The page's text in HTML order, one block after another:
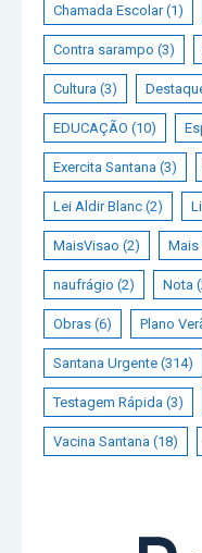
Chamada Escolar(1)
Contra sarampo (3)
Cultura (3)
EDUCAÇÃO (10)
Exercita Santana (3)
Lei Aldir Blanc (2)
MaisVisao (2) Mais
naufrágio (2) Nota
Obras (6) Plano
Santana Urgente (314)
Testagem Rápida (3)
Vacina Santana (18)